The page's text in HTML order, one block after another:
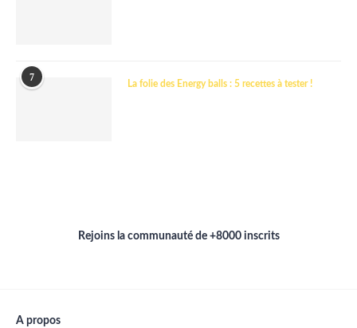
7
La folie des Energy balls : 5 recettes à tester !
Rejoins la communauté de +8000 inscrits
A propos